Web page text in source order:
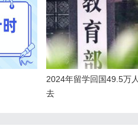
2024年留学回国49.5万
去